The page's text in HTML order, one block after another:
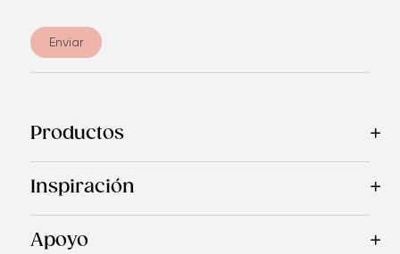
Enviar
Productos
Mas VendidosCocinaElectrodomésticosCubiertos
Inspiración
RecetasBlogRevista Royal PrestigePrograma de
Apoyo